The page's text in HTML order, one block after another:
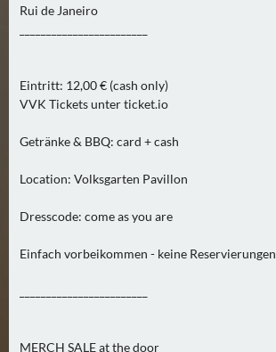
)
B
R
O
G
E
Rui de Janeiro
Eintritt: 12,00 € (cash only)
VVK Tickets unter ticket.io
Getränke & BBQ: card + cash
Location: Volksgarten Pavillon
Dresscode: come as you are
Einfach vorbeikommen - keine Reservierungen
MERCH SALE at the door